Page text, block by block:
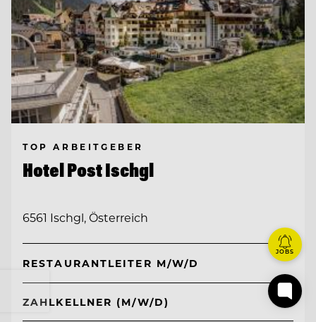
TOP ARBEITGEBER
Hotel Post Ischgl
6561 Ischgl, Österreich
RESTAURANTLEITER M/W/D
ZAHLKELLNER (M/W/D)
JOBS